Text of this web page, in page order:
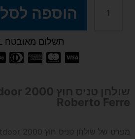
חוץ
Outdoor
הוספה לסל
תשלום מאובטח SSL
Roberto Ferre
מפרט של שולחן טניס חוץ Outdoor 2000: